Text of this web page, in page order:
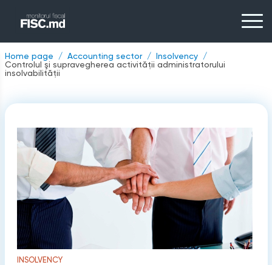
Home page Accounting sector
Insolvency
Controlul şi supravegherea activităţii administratorului
insolvabilităţii
INSOLVENCY